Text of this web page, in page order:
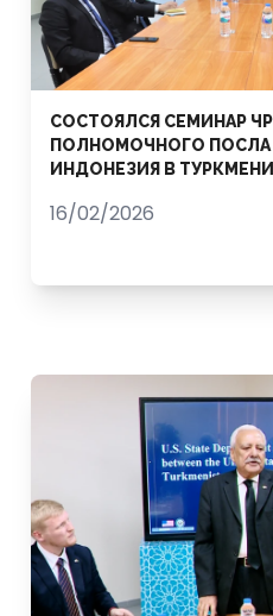
СОСТОЯЛСЯ СЕМИНАР
ПОЛНОМОЧНОГО ПОСЛА
ИНДОНЕЗИЯ В
16/02/2026